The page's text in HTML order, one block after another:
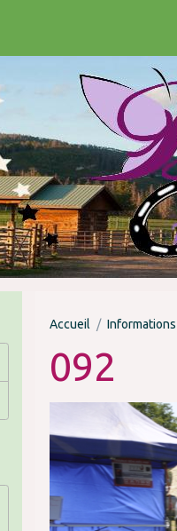
Accueil Informations
092